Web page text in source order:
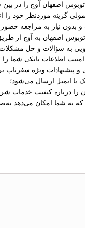
اصفهان آوج را در
و بدون نیاز به مراجعه
اصفهان به آوج از
اطلاعات بانکی شما
ویژه سفرتاپ
یا ایمیل ارسال می‌شود؛
درباره کیفیت خدمات
به شما امکان می‌دهد